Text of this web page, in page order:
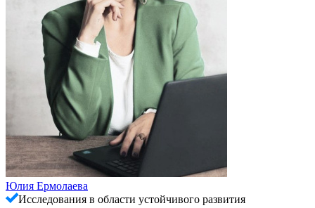
Юлия Ермолаева
Исследования в области устойчивого развития